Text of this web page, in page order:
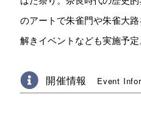
のアートで朱雀門や朱雀大
解きイベントなども実施予定
開催情報 Event